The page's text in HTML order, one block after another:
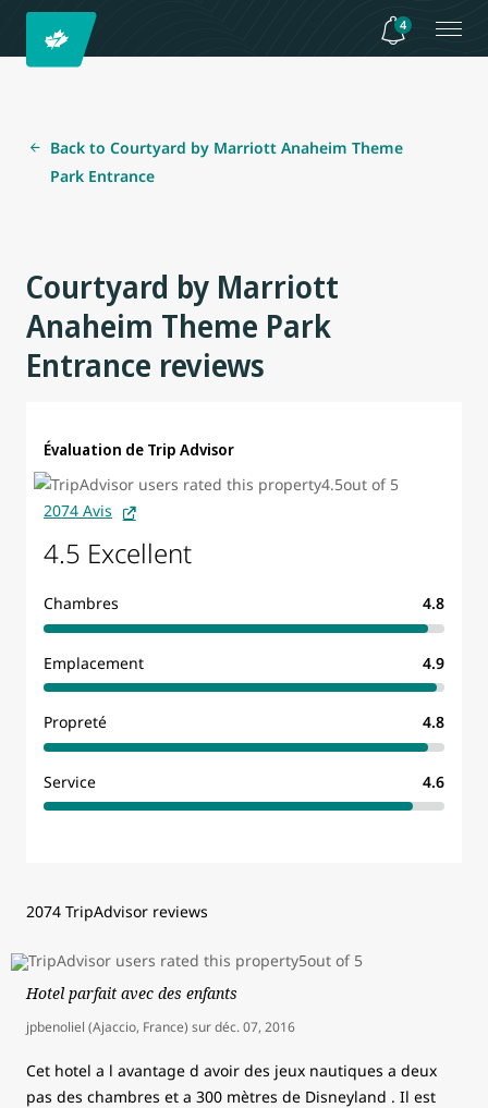
4
Back to Courtyard by Marriott Anaheim Theme
Park Entrance
Courtyard by Marriott
Anaheim Theme Park
Entrance reviews
Évaluation de Trip Advisor
2074 Avis
4.5 Excellent
Chambres 4.8
Emplacement 4.9
Propreté 4.8
Service 4.6
2074 TripAdvisor reviews
Hotel parfait avec des enfants
jpbenoliel (Ajaccio, France) surdéc. 07, 2016
Cet hotel a l avantage d avoir des jeux nautiques a deux
pas des chambres et a 300 mètres de Disneyland . Il est